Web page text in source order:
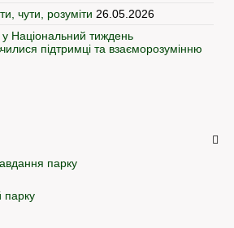
чути, розуміти 26.05.2026
Національний тиждень
підтримці та взаєморозумінню
парку
парку